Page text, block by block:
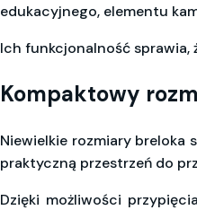
edukacyjnego, elementu
Ich funkcjonalność sprawia,
Kompaktowy
Niewielkie rozmiary breloka
praktyczną przestrzeń do
Dzięki możliwości